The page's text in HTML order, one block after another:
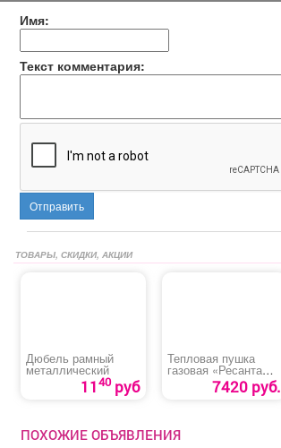
Имя:
Текст комментария:
Отправить
ТОВАРЫ, СКИДКИ, АКЦИИ
Дюбель рамный
металлический
1140руб
Тепловая пушка
газовая «Ресанта
ТГП-15000»7420 руб.
ПОХОЖИЕ ОБЪЯВЛЕНИЯ